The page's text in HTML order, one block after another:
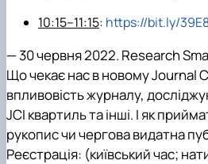
10:15–11:15: https://bit.ly/
—30 червня 2022. Research
Що чекає нас в новому Journal
впливовість журналу,
JCI квартиль та інші. І як
рукопис чи чергова видатна
Реєстрація: (київський час;